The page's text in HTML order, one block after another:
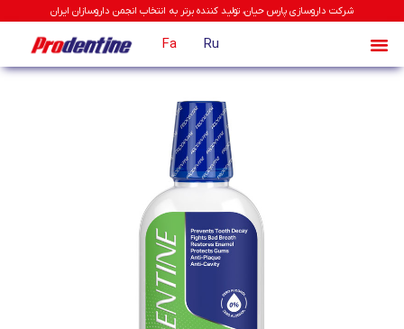
شرکت داروسازی پارس حیان، تولید کننده برتر به انتخاب انجمن داروسازان ایران
Fa Ru